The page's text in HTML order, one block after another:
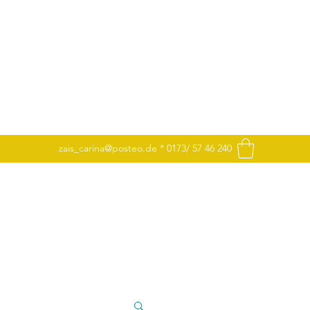
zais_carina@posteo.de * 0173/ 57 46 240